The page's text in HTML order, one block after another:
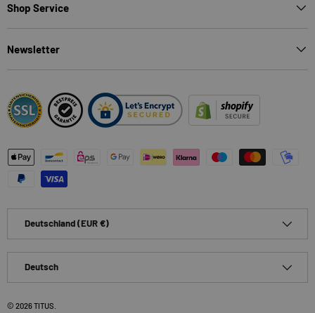
Shop Service
Newsletter
Zahlungsmethoden
Deutschland (EUR €)
Deutsch
© 2026TITUS